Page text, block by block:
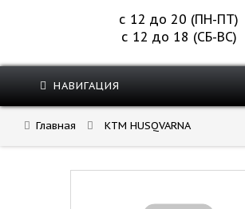
с 12 до 20 (ПН-ПТ)
с 12 до 18 (СБ-ВС)
НАВИГАЦИЯ
Главная KTM HUSQVARNA